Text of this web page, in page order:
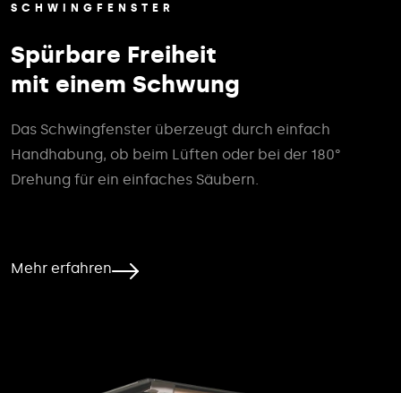
SCHWINGFENSTER
Spürbare Freiheit
mit einem Schwung
Das Schwingfenster überzeugt durch einfach
Handhabung, ob beim Lüften oder bei der 180°
Drehung für ein einfaches Säubern.
Mehr erfahren